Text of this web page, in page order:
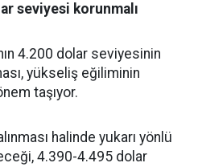
seviyesi korunmalı
4.200 dolar seviyesinin
yükseliş eğiliminin
taşıyor.
halinde yukarı yönlü
4.390-4.495 dolar